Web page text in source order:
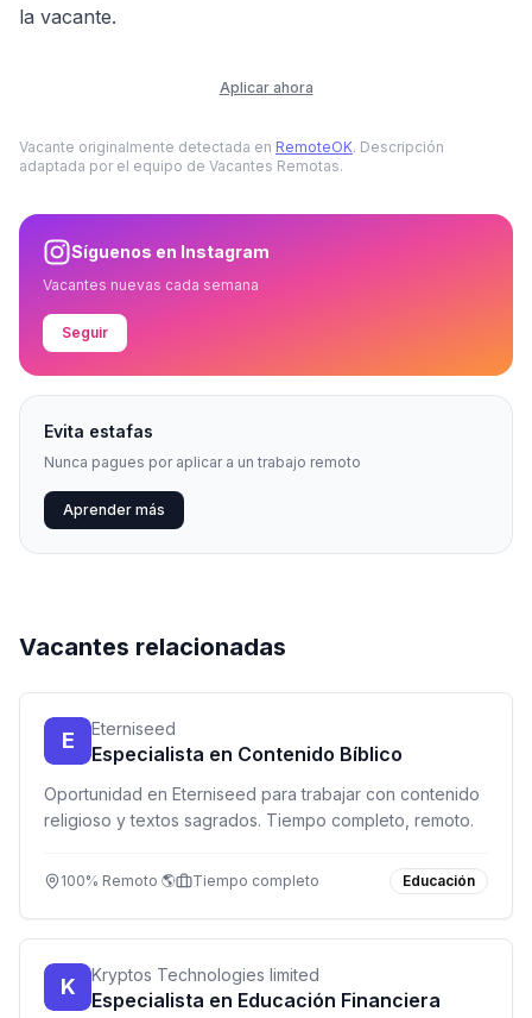
la vacante.
Aplicar ahora
Vacante originalmente detectada en RemoteOK. Descripción
adaptada por el equipo de Vacantes Remotas.
Síguenos en Instagram
Vacantes nuevas cada semana
Seguir
Evita estafas
Nunca pagues por aplicar a un trabajo remoto
Aprender más
Vacantes relacionadas
E Eterniseed
Especialista en Contenido Bíblico
Oportunidad en Eterniseed para trabajar con contenido
religioso y textos sagrados. Tiempo completo, remoto.
100% Remoto 🌎 Tiempo completo Educación
K Kryptos Technologies limited
Especialista en Educación Financiera